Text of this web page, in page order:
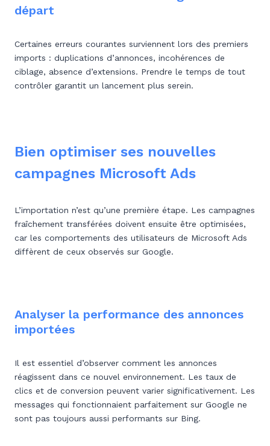
départ
Certaines erreurs courantes surviennent lors des premiers
imports : duplications d’annonces, incohérences de
ciblage, absence d’extensions. Prendre le temps de tout
contrôler garantit un lancement plus serein.
Bien optimiser ses nouvelles
campagnes Microsoft Ads
L’importation n’est qu’une première étape. Les campagnes
fraîchement transférées doivent ensuite être optimisées,
car les comportements des utilisateurs de Microsoft Ads
diffèrent de ceux observés sur Google.
Analyser la performance des annonces
importées
Il est essentiel d’observer comment les annonces
réagissent dans ce nouvel environnement. Les taux de
clics et de conversion peuvent varier significativement. Les
messages qui fonctionnaient parfaitement sur Google ne
sont pas toujours aussi performants sur Bing.